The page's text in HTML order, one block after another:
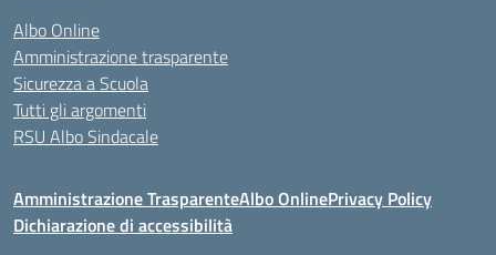
Albo Online
Amministrazione trasparente
Sicurezza a Scuola
Tutti gli argomenti
RSU Albo Sindacale
Amministrazione TrasparenteAlbo OnlinePrivacy Policy
Dichiarazione di accessibilità